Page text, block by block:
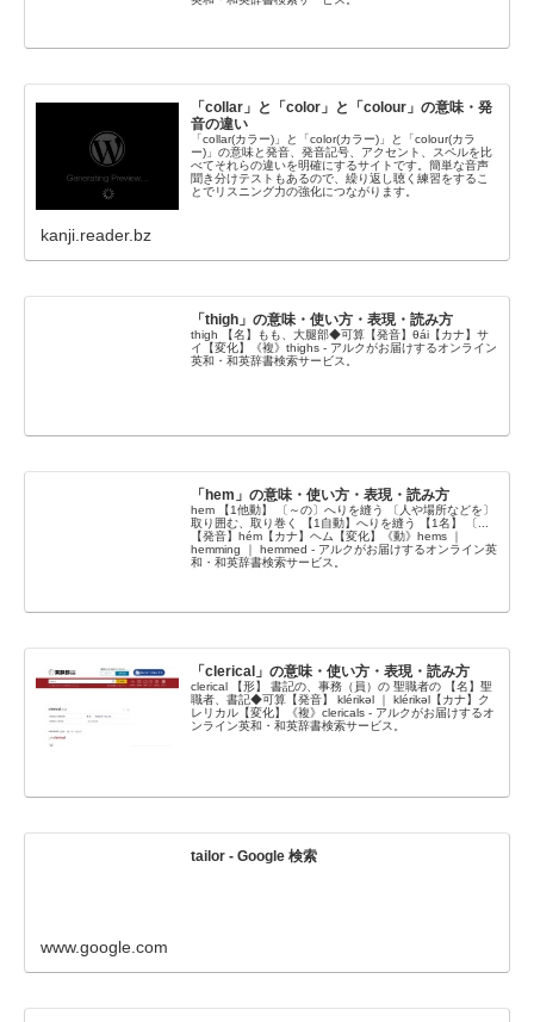
「collar」と「color」と「colour」の意味・発
音の違い
「collar(カラー)」と「color(カラー)」と「colour(カラ
ー)」の意味と発音、発音記号、アクセント、スペルを比
べてそれらの違いを明確にするサイトです。簡単な音声
聞き分けテストもあるので、繰り返し聴く練習をするこ
とでリスニング力の強化につながります。
kanji.reader.bz
「thigh」の意味・使い方・表現・読み方
thigh 【名】もも、大腿部◆可算【発音】θái【カナ】サ
イ【変化】《複》thighs - アルクがお届けするオンライン
英和・和英辞書検索サービス。
「hem」の意味・使い方・表現・読み方
hem 【1他動】 〔～の〕へりを縫う 〔人や場所などを〕
取り囲む、取り巻く 【1自動】へりを縫う 【1名】 〔...
【発音】hém【カナ】ヘム【変化】《動》hems ｜
hemming ｜ hemmed - アルクがお届けするオンライン英
和・和英辞書検索サービス。
「clerical」の意味・使い方・表現・読み方
clerical 【形】 書記の、事務（員）の 聖職者の 【名】聖
職者、書記◆可算【発音】 klérikəl ｜ klérikəl【カナ】ク
レリカル【変化】《複》clericals - アルクがお届けするオ
ンライン英和・和英辞書検索サービス。
tailor - Google 検索
www.google.com